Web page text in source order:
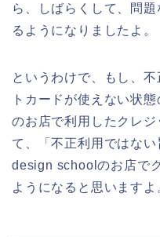
ら、しばらくして、問
るようになりましたよ。
というわけで、もし、
トカードが使えない状
のお店で利用したクレ
て、「不正利用ではな
design schoolのお店で
ようになると思いますよ